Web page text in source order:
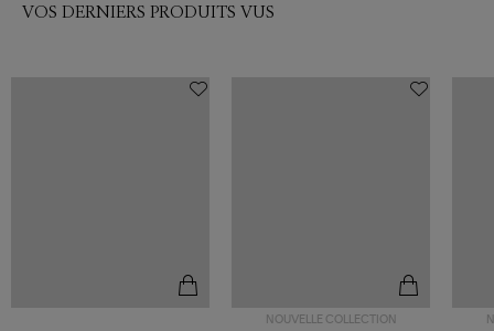
VOS DERNIERS PRODUITS VUS
NOUVELLE COLLECTION